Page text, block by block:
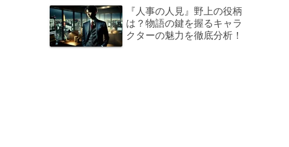
『人事の人見』野上の役柄
は？物語の鍵を握るキャラ
クターの魅力を徹底分析！